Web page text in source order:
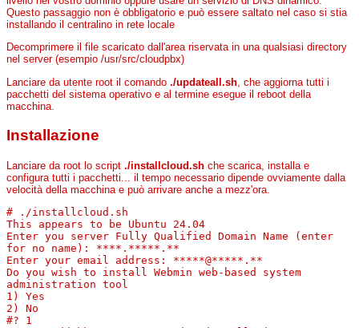
Questo passaggio non è obbligatorio e può essere saltato nel caso si stia
installando il centralino in rete locale
Decomprimere il file scaricato dall'area riservata in una qualsiasi directory
nel server (esempio /usr/src/cloudpbx)
Lanciare da utente root il comando ./updateall.sh , che aggiorna tutti i
pacchetti del sistema operativo e al termine esegue il reboot della
macchina.
Installazione
Lanciare da root lo script ./installcloud.sh che scarica, installa e
configura tutti i pacchetti... il tempo necessario dipende ovviamente dalla
velocità della macchina e può arrivare anche a mezz'ora.
# ./installcloud.sh
This appears to be Ubuntu 24.04
Enter you server Fully Qualified Domain Name (enter
for no name): ****.*****.**
Enter your email address: *****@*****.**
Do you wish to install Webmin web-based system
administration tool
1) Yes
2) No
#? 1